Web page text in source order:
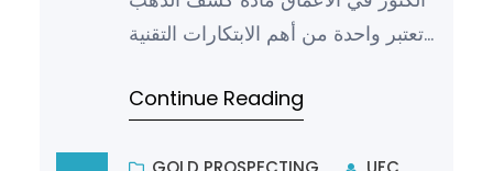
تعتبر واحدة من أهم الابتكارات التقنية
للكشف عن الكن…
Continue Reading